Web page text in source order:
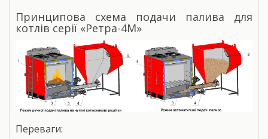
Принципова схема подачи палива для
котлів серії «Ретра-4М»
Переваги: